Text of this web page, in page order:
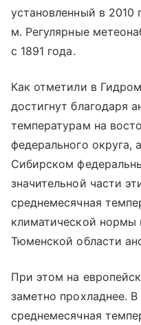
установленный в
м. Регулярные
с 1891 года.
Как отметили в
достигнут благодаря
температурам на
федерального округа,
Сибирском
значительной части
среднемесячная
климатической нормы
Тюменской области
При этом на
заметно прохладнее.
среднемесячная